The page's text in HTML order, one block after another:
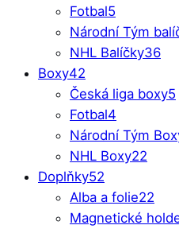
Fotbal5
Národní Tým
NHL Balíčky36
Boxy42
Česká liga boxy5
Fotbal4
Národní Tým
NHL Boxy22
Doplňky52
Alba a folie22
Magnetické